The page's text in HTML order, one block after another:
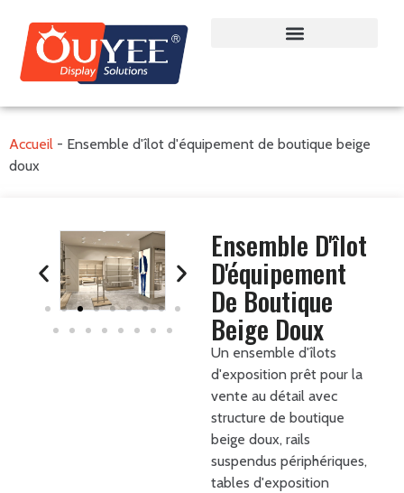
Accueil - Ensemble d'îlot d'équipement de boutique beige
doux
Ensemble D'îlot
D'équipement
De Boutique
Beige Doux
Un ensemble d'îlots
d'exposition prêt pour la
vente au détail avec
structure de boutique
beige doux, rails
suspendus périphériques,
tables d'exposition